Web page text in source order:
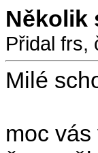
Několik
Přidal frs,
Milé
moc